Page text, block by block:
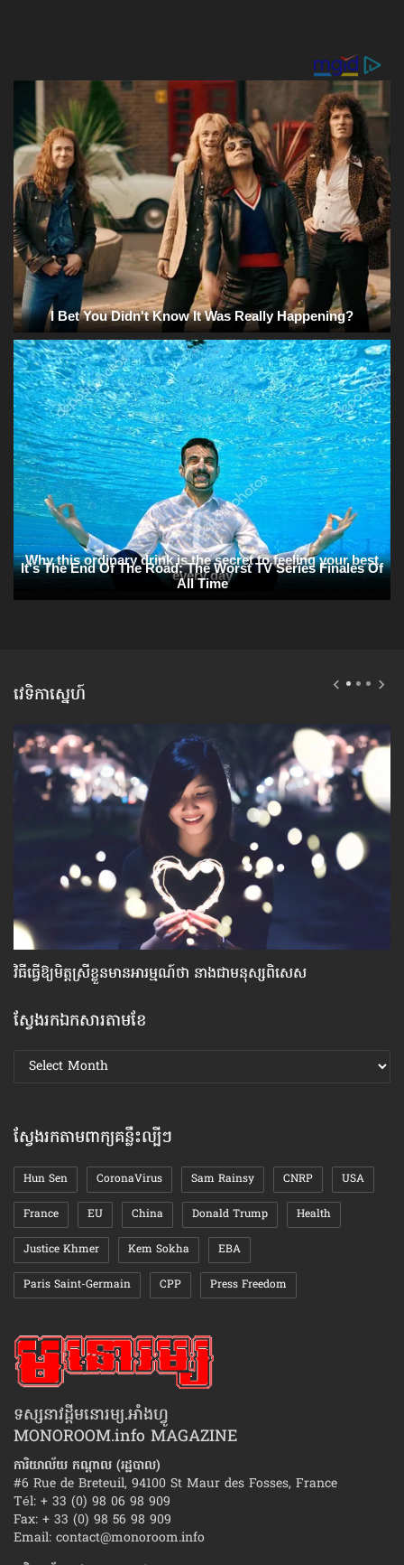
វេទិកាស្នេហ៍
វិធី​ធ្វើ​ឱ្យ​មិត្ត​ស្រី​ខ្លួន​មាន​អារម្មណ៍​ថា នាង​ជា​មនុស្ស​ពិសេស
ស្វែងរកឯកសារតាមខែ
ស្វែងរក
ឯកសារ
ស្វែងរកតាមពាក្យគន្លឹះល្បីៗ
Hun Sen CoronaVirus Sam Rainsy CNRP USA
France EU China Donald Trump Health
Justice Khmer Kem Sokha EBA
Paris Saint-Germain CPP Press Freedom
ទស្សនាវដ្ដីមនោរម្យ.អាំងហ្វូ
MONOROOM.info MAGAZINE
ការិយាល័យ កណ្ដាល (រដ្ឋបាល)
#6 Rue de Breteuil, 94100 St Maur des Fosses, France
Tél: + 33 (0) 98 06 98 909
Fax: + 33 (0) 98 56 98 909
Email: contact@monoroom.info